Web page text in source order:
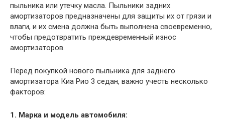
пыльника или утечку масла. Пыльники задних
амортизаторов предназначены для защиты их от грязи и
влаги, и их смена должна быть выполнена своевременно,
чтобы предотвратить преждевременный износ
амортизаторов.
Перед покупкой нового пыльника для заднего
амортизатора Киа Рио 3 седан, важно учесть несколько
факторов:
1. Марка и модель автомобиля: